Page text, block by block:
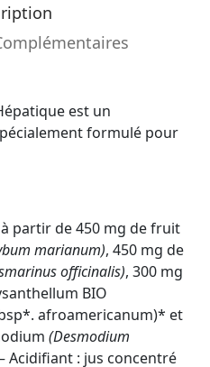
est un
formulé pour
partir de 450 mg de fruit
marianum), 450 mg de
officinalis), 300 mg
BIO
afroamericanum)* et
(Desmodium
Acidifiant : jus concentré